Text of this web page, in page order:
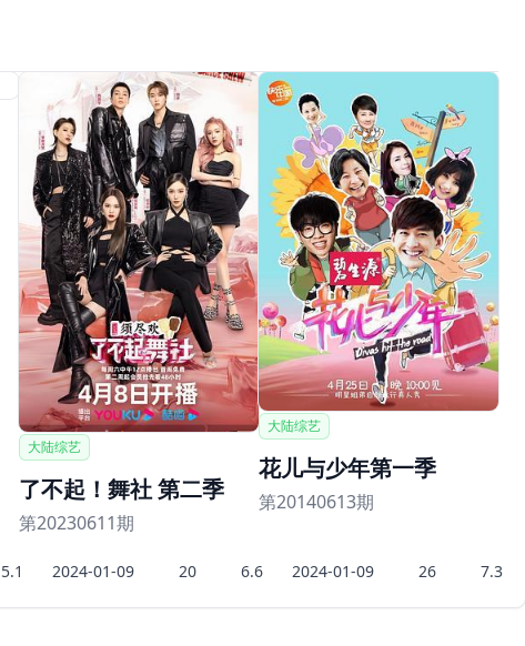
5.1
大陆综艺
了不起！舞社 第二季
第20230611期
2024-01-09 20 6.6
大陆综艺
花儿与少年第一季
第20140613期
2024-01-09 26 7.3